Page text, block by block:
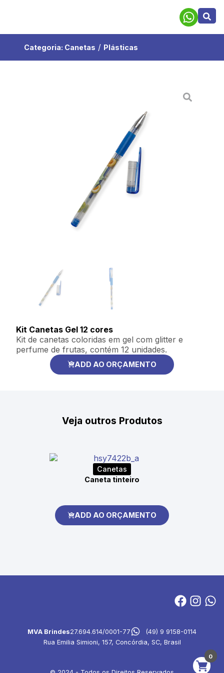
Categoria: Canetas / Plásticas
Kit Canetas Gel 12 cores
Kit de canetas coloridas em gel com glitter e
perfume de frutas, contém 12 unidades.
ADD AO ORÇAMENTO
Veja outros Produtos
Canetas
Caneta tinteiro
ADD AO ORÇAMENTO
MVA Brindes27.694.614/0001-77
(49) 9 9158-0114
Rua Emilia Simioni, 157, Concórdia, SC, Brasil
0